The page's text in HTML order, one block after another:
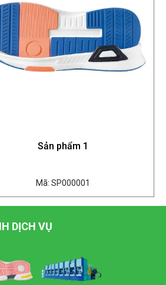
Sản phẩm 1
Mã: SP000001
DỊCH VỤ